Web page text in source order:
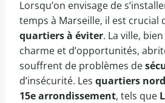
Lorsqu’on envisage de
temps à Marseille, il est crucial
quartiers à éviter. La ville,
charme et d’opportunités,
souffrent de problèmes de
d’insécurité. Les quartiers nord
15e arrondissement, tels que